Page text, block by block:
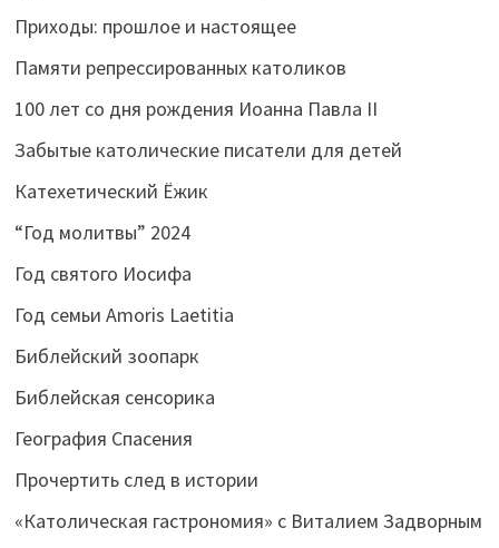
Приходы: прошлое и настоящее
Памяти репрессированных католиков
100 лет со дня рождения Иоанна Павла II
Забытые католические писатели для детей
Катехетический Ёжик
“Год молитвы” 2024
Год святого Иосифа
Год семьи Amoris Laetitia
Библейский зоопарк
Библейская сенсорика
География Спасения
Прочертить след в истории
«Католическая гастрономия» с Виталием Задворным